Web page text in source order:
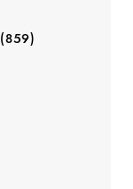
(859)